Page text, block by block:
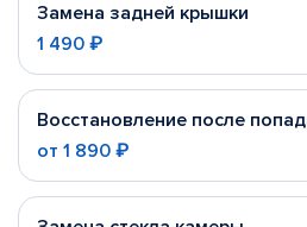
Замена задней крышки
1 490 ₽
Восстановление после
от 1 890 ₽